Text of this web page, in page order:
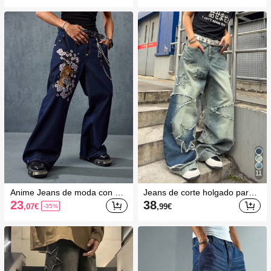
Anime Jeans de moda con bor
dado de tigre para hombre
23,07€ -35%
11
Jeans de corte holgado para h
ombre con patrón bordado de
estrellas y lunas
38,99€